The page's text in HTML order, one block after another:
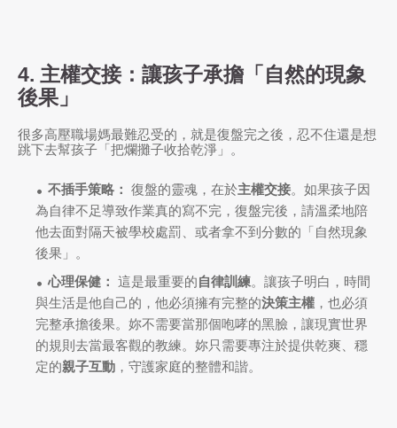
4. 主權交接：讓孩子承擔「自然的現象
後果」
很多高壓職場媽最難忍受的，就是復盤完之後，忍不住還是想
跳下去幫孩子「把爛攤子收拾乾淨」。
不插手策略： 復盤的靈魂，在於主權交接。如果孩子因
為自律不足導致作業真的寫不完，復盤完後，請溫柔地陪
他去面對隔天被學校處罰、或者拿不到分數的「自然現象
後果」。
心理保健： 這是最重要的自律訓練。讓孩子明白，時間
與生活是他自己的，他必須擁有完整的決策主權 ，也必須
完整承擔後果。妳不需要當那個咆哮的黑臉，讓現實世界
的規則去當最客觀的教練。妳只需要專注於提供乾爽、穩
定的親子互動 ，守護家庭的整體和諧。